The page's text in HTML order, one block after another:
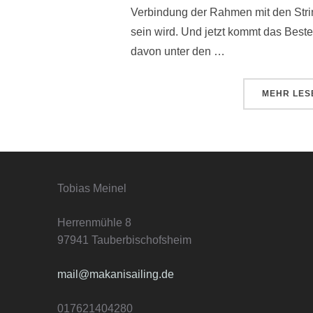
Verbindung der Rahmen mit den
sein wird. Und jetzt kommt das
davon unter den …
MEHR
Tobias Meinel
Herrenmühle 8
97941 Tauberbischofsheim
mail@makanisailing.de
017621404280